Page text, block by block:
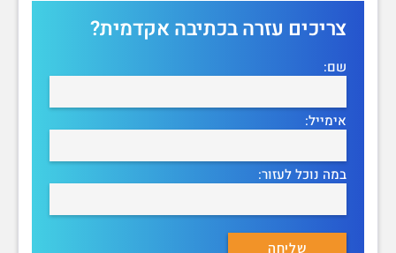
צריכים עזרה בכתיבה אקדמית?
שם:
אימייל:
במה נוכל לעזור: